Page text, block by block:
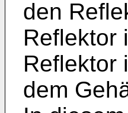
den
Reflektor
Reflektor
dem